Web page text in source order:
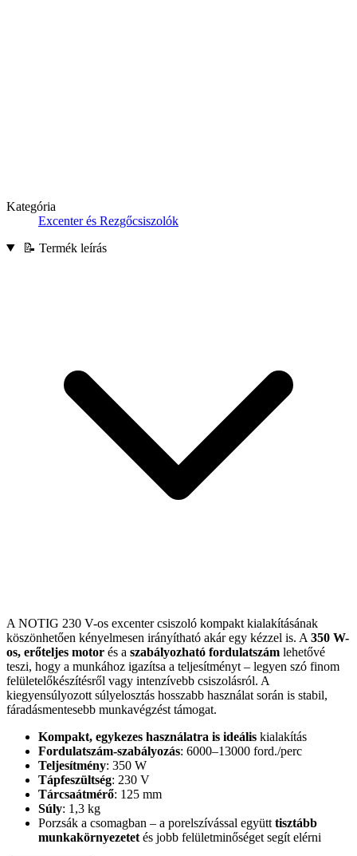
Kategória
Excenter és Rezgőcsiszolók
📝 Termék leírás
A NOTIG 230 V-os excenter csiszoló kompakt kialakításának
köszönhetően kényelmesen irányítható akár egy kézzel is. A 350 W-
os, erőteljes motor és a szabályozható fordulatszám lehetővé
teszi, hogy a munkához igazítsa a teljesítményt – legyen szó finom
felületelőkészítésről vagy intenzívebb csiszolásról. A
kiegyensúlyozott súlyelosztás hosszabb használat során is stabil,
fáradásmentesebb munkavégzést támogat.
Kompakt, egykezes használatra is ideális kialakítás
Fordulatszám-szabályozás: 6000–13000 ford./perc
Teljesítmény: 350 W
Tápfeszültség: 230 V
Tárcsaátmérő: 125 mm
Súly: 1,3 kg
Porzsák a csomagban – a porelszívással együtt tisztább
munkakörnyezetet és jobb felületminőséget segít elérni